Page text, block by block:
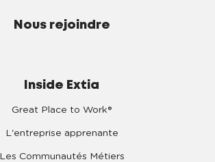
Nous rejoindre
Inside Extia
Great Place to Work®
L'entreprise apprenante
Les Communautés Métiers